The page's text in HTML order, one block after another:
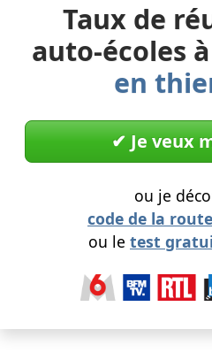
Taux de
auto-écoles à
en
✔︎ Je veux
ou je
code de la
ou le test